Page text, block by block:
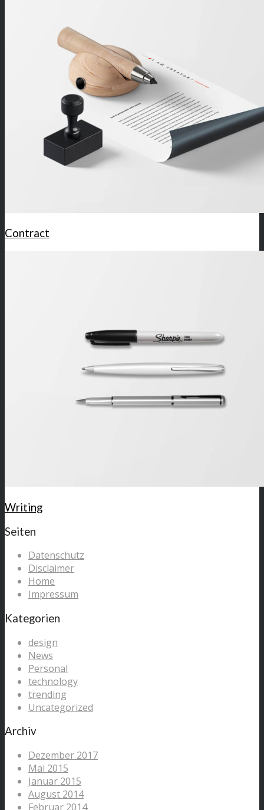
Contract
Writing
Seiten
Datenschutz
Disclaimer
Home
Impressum
Kategorien
design
News
Personal
technology
trending
Uncategorized
Archiv
Dezember 2017
Mai 2015
Januar 2015
August 2014
Februar 2014